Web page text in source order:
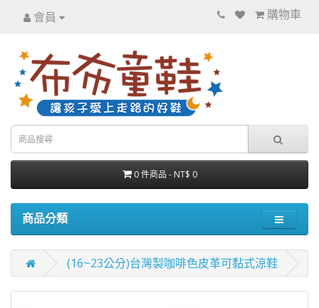
會員 購物車
0 件商品 - NT$ 0
商品分類
(16~23公分)台灣製咖啡色皮革可黏式涼鞋